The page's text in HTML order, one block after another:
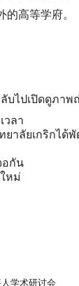
高等学府。
ไปเปิดดูภา
วลา
ยาลัยเกริก
อกัน
หม่
学术研讨会